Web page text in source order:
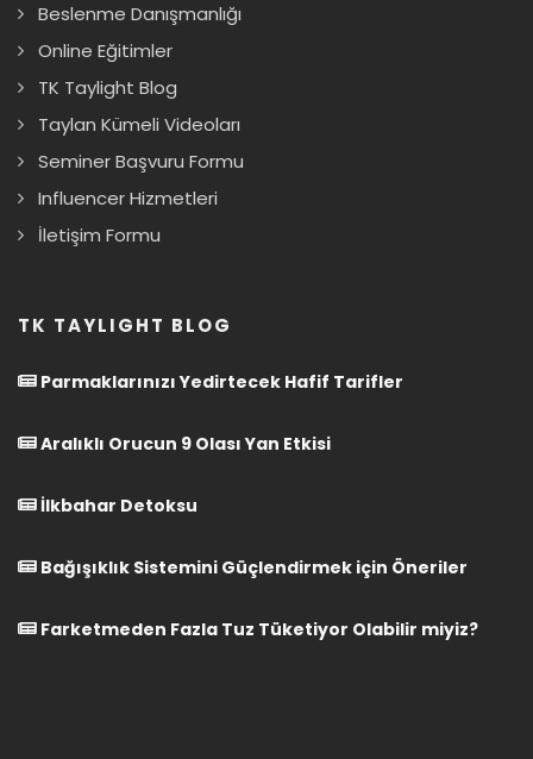
Beslenme Danışmanlığı
Online Eğitimler
TK Taylight Blog
Taylan Kümeli Videoları
Seminer Başvuru Formu
Influencer Hizmetleri
İletişim Formu
TK TAYLIGHT BLOG
Parmaklarınızı Yedirtecek Hafif Tarifler
Aralıklı Orucun 9 Olası Yan Etkisi
İlkbahar Detoksu
Bağışıklık Sistemini Güçlendirmek için Öneriler
Farketmeden Fazla Tuz Tüketiyor Olabilir miyiz?